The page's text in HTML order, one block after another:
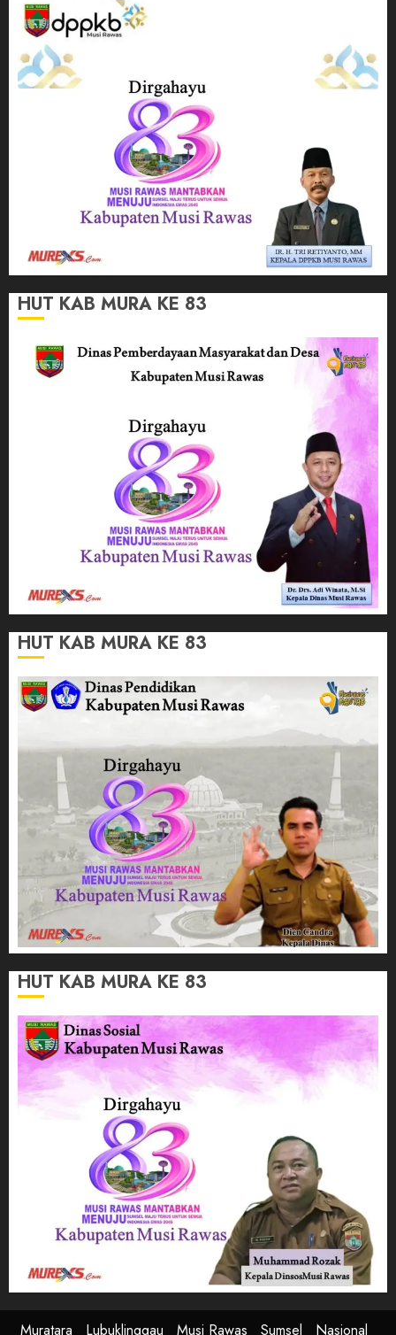
HUT KAB MURA KE 83
HUT KAB MURA KE 83
HUT KAB MURA KE 83
Muratara Lubuklinggau Musi Rawas Sumsel Nasional